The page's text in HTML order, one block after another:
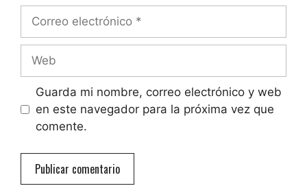
Correo
Web
Guarda mi nombre, correo electrónico y web
en este navegador para la próxima vez que
comente.